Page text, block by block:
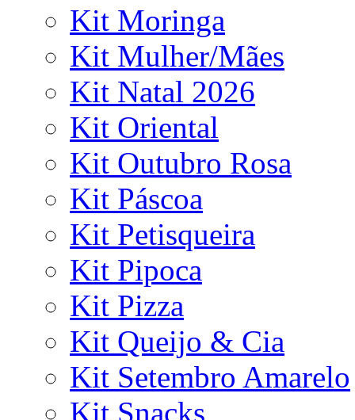
Kit Moringa
Kit Mulher/Mães
Kit Natal 2026
Kit Oriental
Kit Outubro Rosa
Kit Páscoa
Kit Petisqueira
Kit Pipoca
Kit Pizza
Kit Queijo & Cia
Kit Setembro Amarelo
Kit Snacks